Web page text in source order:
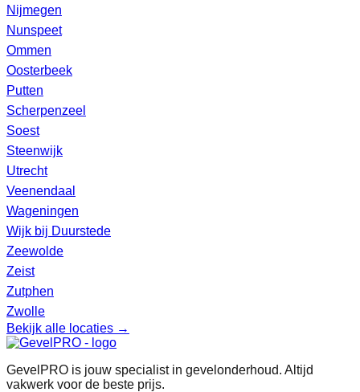
Nijmegen
Nunspeet
Ommen
Oosterbeek
Putten
Scherpenzeel
Soest
Steenwijk
Utrecht
Veenendaal
Wageningen
Wijk bij Duurstede
Zeewolde
Zeist
Zutphen
Zwolle
Bekijk alle locaties →
GevelPRO is jouw specialist in gevelonderhoud. Altijd
vakwerk voor de beste prijs.